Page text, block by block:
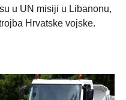
u UN misiji u Libanonu,
Hrvatske vojske.